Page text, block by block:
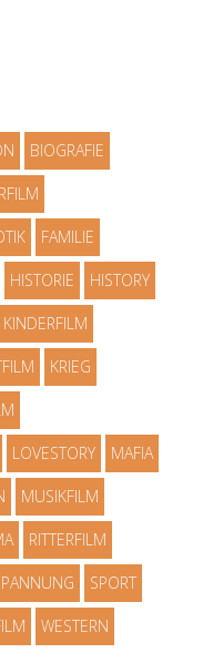
BIOGRAFIE
FAMILIE
HISTORIE HISTORY
KINDERFILM
KRIEG
LOVESTORY MAFIA
MUSIKFILM
RITTERFILM
SPORT
WESTERN